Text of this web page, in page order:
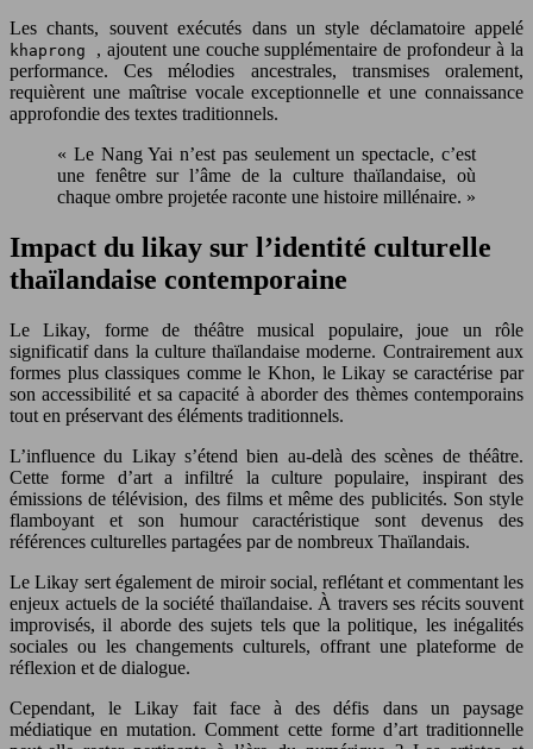
Les chants, souvent exécutés dans un style déclamatoire appelé
khaprong , ajoutent une couche supplémentaire de profondeur à la
performance. Ces mélodies ancestrales, transmises oralement,
requièrent une maîtrise vocale exceptionnelle et une connaissance
approfondie des textes traditionnels.
« Le Nang Yai n’est pas seulement un spectacle, c’est
une fenêtre sur l’âme de la culture thaïlandaise, où
chaque ombre projetée raconte une histoire millénaire. »
Impact du likay sur l’identité culturelle
thaïlandaise contemporaine
Le Likay, forme de théâtre musical populaire, joue un rôle
significatif dans la culture thaïlandaise moderne. Contrairement aux
formes plus classiques comme le Khon, le Likay se caractérise par
son accessibilité et sa capacité à aborder des thèmes contemporains
tout en préservant des éléments traditionnels.
L’influence du Likay s’étend bien au-delà des scènes de théâtre.
Cette forme d’art a infiltré la culture populaire, inspirant des
émissions de télévision, des films et même des publicités. Son style
flamboyant et son humour caractéristique sont devenus des
références culturelles partagées par de nombreux Thaïlandais.
Le Likay sert également de miroir social, reflétant et commentant les
enjeux actuels de la société thaïlandaise. À travers ses récits souvent
improvisés, il aborde des sujets tels que la politique, les inégalités
sociales ou les changements culturels, offrant une plateforme de
réflexion et de dialogue.
Cependant, le Likay fait face à des défis dans un paysage
médiatique en mutation. Comment cette forme d’art traditionnelle